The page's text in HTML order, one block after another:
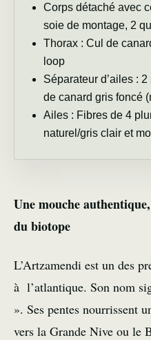
Corps détaché avec
soie de montage, 2
Thorax : Cul de
loop
Séparateur d’ailes :
de canard gris foncé
Ailes : Fibres de 4
naturel/gris clair et
Une mouche
du biotope
L’Artzamendi est un des
à l’atlantique. Son nom
». Ses pentes nourrissent
vers la Grande Nive ou le